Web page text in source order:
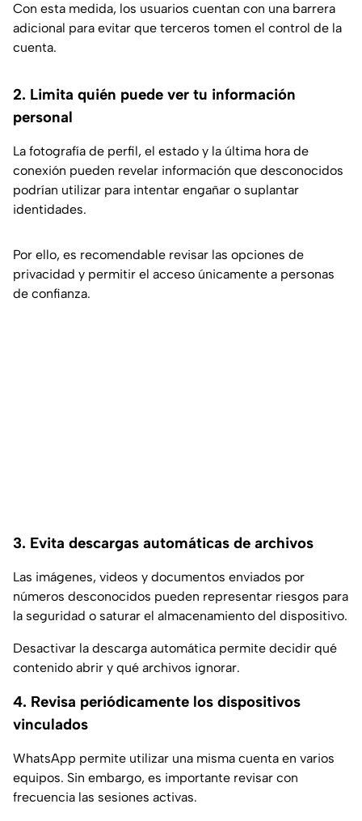
Con esta medida, los usuarios cuentan con una barrera
adicional para evitar que terceros tomen el control de la
cuenta.
2. Limita quién puede ver tu información
personal
La fotografía de perfil, el estado y la última hora de
conexión pueden revelar información que desconocidos
podrían utilizar para intentar engañar o suplantar
identidades.
Por ello, es recomendable revisar las opciones de
privacidad y permitir el acceso únicamente a personas
de confianza.
3. Evita descargas automáticas de archivos
Las imágenes, videos y documentos enviados por
números desconocidos pueden representar riesgos para
la seguridad o saturar el almacenamiento del dispositivo.
Desactivar la descarga automática permite decidir qué
contenido abrir y qué archivos ignorar.
4. Revisa periódicamente los dispositivos
vinculados
WhatsApp permite utilizar una misma cuenta en varios
equipos. Sin embargo, es importante revisar con
frecuencia las sesiones activas.